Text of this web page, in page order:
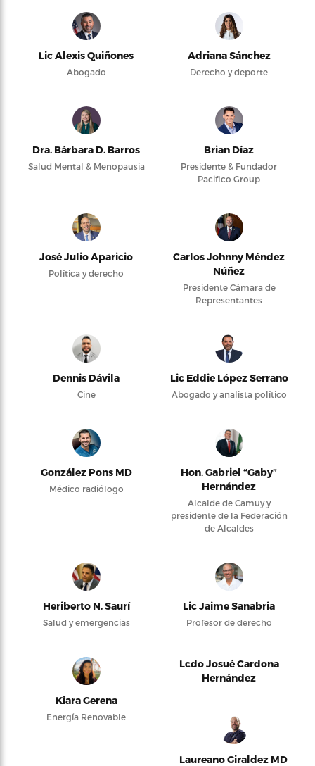
Lic Alexis Quiñones
Abogado
Adriana Sánchez
Derecho y deporte
Dra. Bárbara D. Barros
Salud Mental & Menopausia
Brian Díaz
Presidente & Fundador
Pacifico Group
José Julio Aparicio
Política y derecho
Carlos Johnny Méndez
Núñez
Presidente Cámara de
Representantes
Dennis Dávila
Cine
Lic Eddie López Serrano
Abogado y analista político
González Pons MD
Médico radiólogo
Hon. Gabriel “Gaby”
Hernández
Alcalde de Camuy y
presidente de la Federación
de Alcaldes
Heriberto N. Saurí
Salud y emergencias
Lic Jaime Sanabria
Profesor de derecho
Kiara Gerena
Energía Renovable
Lcdo Josué Cardona
Hernández
Laureano Giraldez MD